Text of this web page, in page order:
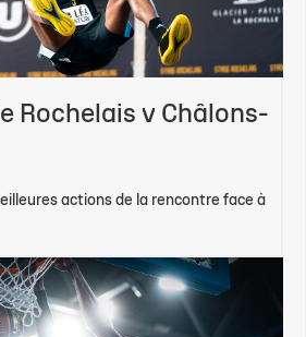
Rochelais v Châlons-
actions de la rencontre face à